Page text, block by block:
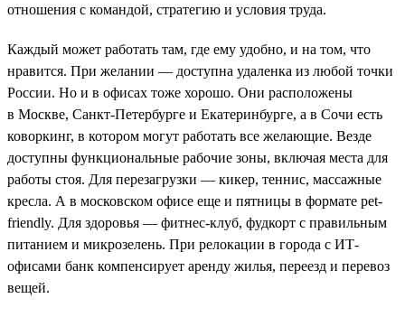
отношения с командой, стратегию и условия труда.
Каждый может работать там, где ему удобно, и на том, что
нравится. При желании — доступна удаленка из любой точки
России. Но и в офисах тоже хорошо. Они расположены
в Москве, Санкт-Петербурге и Екатеринбурге, а в Сочи есть
коворкинг, в котором могут работать все желающие. Везде
доступны функциональные рабочие зоны, включая места для
работы стоя. Для перезагрузки — кикер, теннис, массажные
кресла. А в московском офисе еще и пятницы в формате pet-
friendly. Для здоровья — фитнес-клуб, фудкорт с правильным
питанием и микрозелень. При релокации в города с ИТ-
офисами банк компенсирует аренду жилья, переезд и перевоз
вещей.